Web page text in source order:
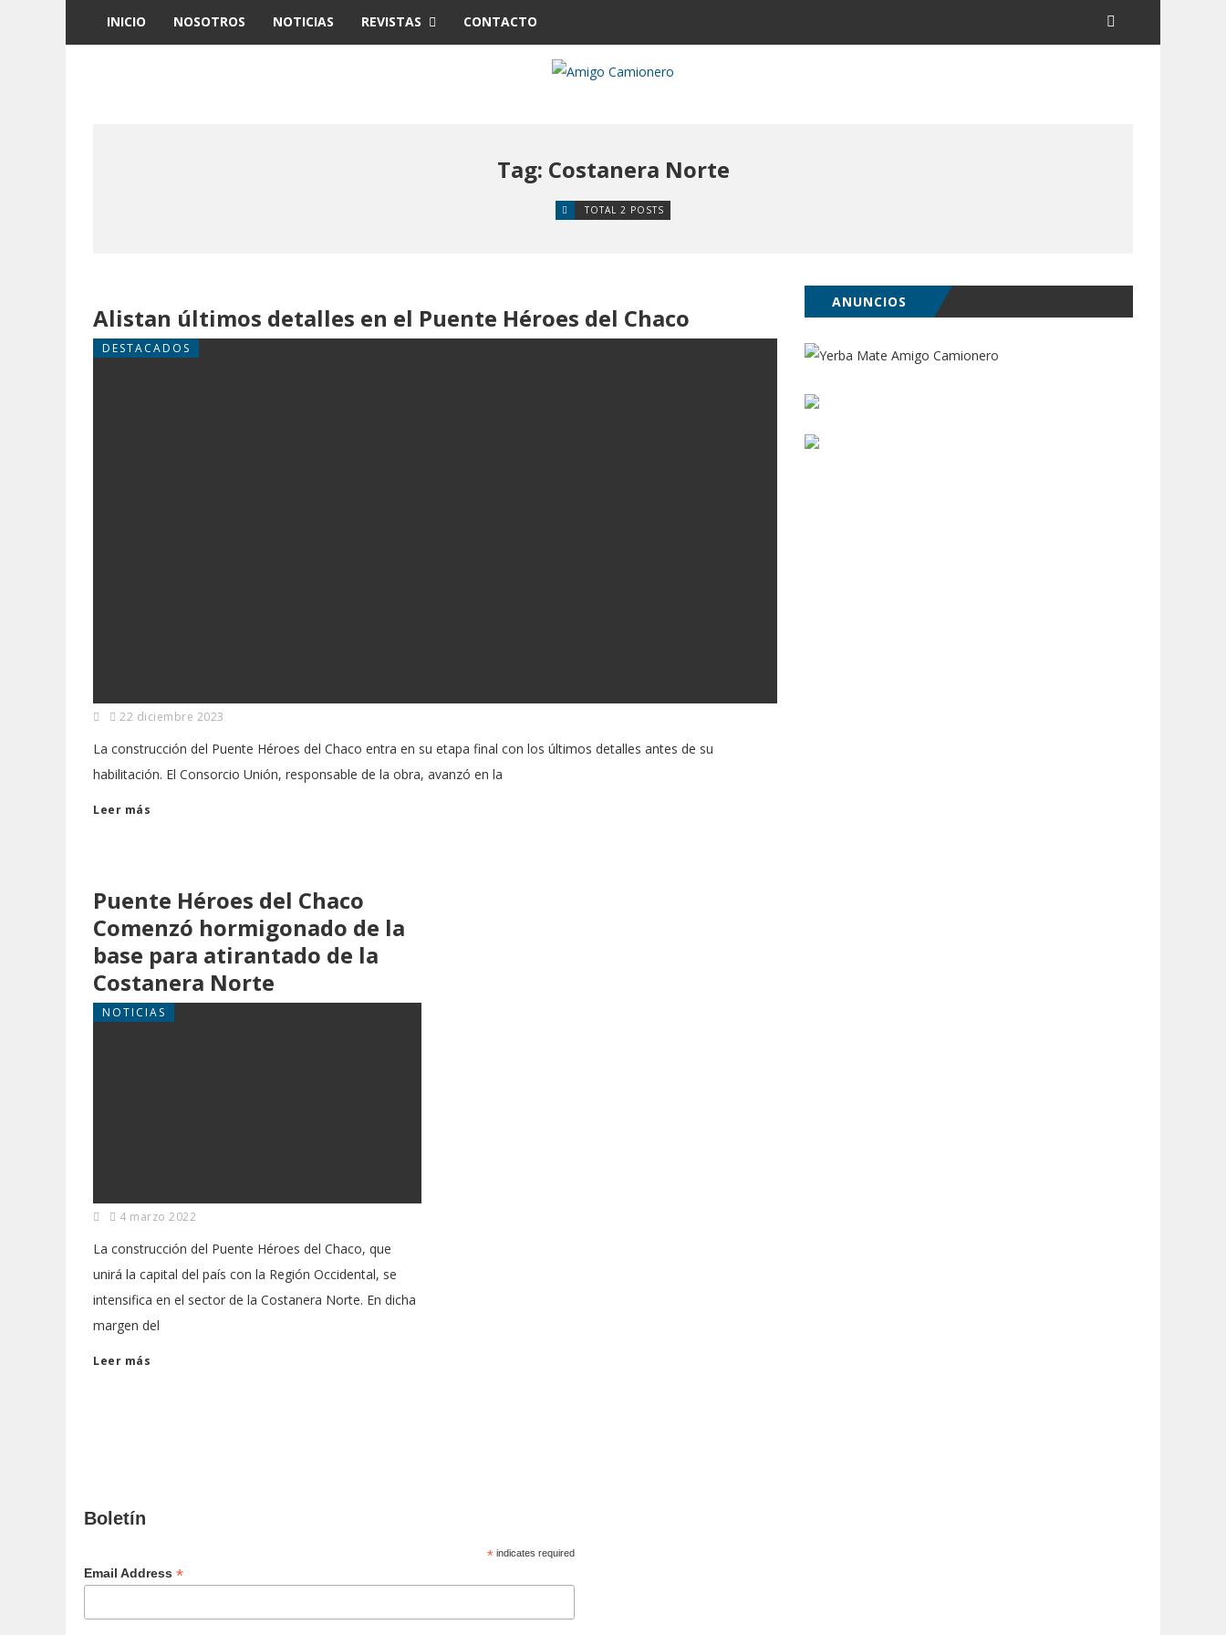
INICIO NOSOTROS NOTICIAS REVISTAS CONTACTO
Tag: Costanera Norte
TOTAL 2 POSTS
Alistan últimos detalles en el Puente Héroes del Chaco
DESTACADOS
22 diciembre 2023
La construcción del Puente Héroes del Chaco entra en su etapa final con los últimos detalles antes de su
habilitación. El Consorcio Unión, responsable de la obra, avanzó en la
Leer más
Puente Héroes del Chaco
Comenzó hormigonado de la
base para atirantado de la
Costanera Norte
NOTICIAS
4 marzo 2022
La construcción del Puente Héroes del Chaco, que
unirá la capital del país con la Región Occidental, se
intensifica en el sector de la Costanera Norte. En dicha
margen del
Leer más
ANUNCIOS
Boletín
*indicates required
Email Address *